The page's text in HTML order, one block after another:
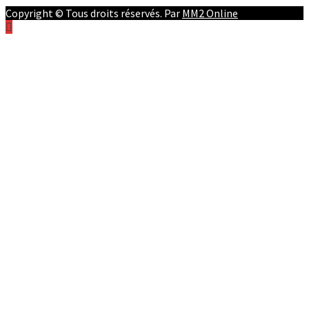
Copyright © Tous droits réservés. Par MM2 Online